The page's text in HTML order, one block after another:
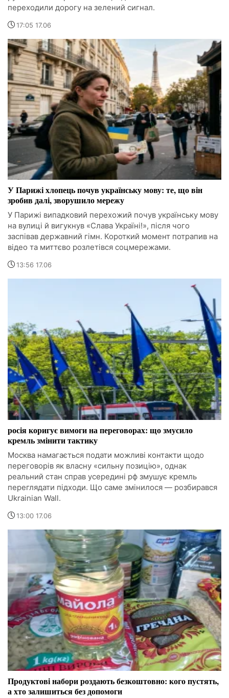
переходили дорогу на зелений сигнал.
17:05 17.06
У Парижі хлопець почув українську мову: те, що він
зробив далі, зворушило мережу
У Парижі випадковий перехожий почув українську мову
на вулиці й вигукнув «Слава Україні!», після чого
заспівав державний гімн. Короткий момент потрапив на
відео та миттєво розлетівся соцмережами.
13:56 17.06
росія коригує вимоги на переговорах: що змусило
кремль змінити тактику
Москва намагається подати можливі контакти щодо
переговорів як власну «сильну позицію», однак
реальний стан справ усередині рф змушує кремль
переглядати підходи. Що саме змінилося — розбирався
Ukrainian Wall.
13:00 17.06
Продуктові набори роздають безкоштовно: кого пустять,
а хто залишиться без допомоги